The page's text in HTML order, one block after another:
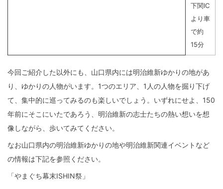
下関IC
より車
で約
15分
今回ご紹介した以外にも、山口県内には明治維新ゆかりの地があ
り、ゆかりの人物がいます。1つのエリア、1人の人物を掘り下げ
て、集中的に巡ってみるのも楽しいでしょう。いずれにせよ、150
年前にそこにいたであろう、明治維新の志士たちの熱い想いを想
像しながら、歩いてみてください。
なお山口県内の明治維新ゆかりの地や明治維新関連イベントなど
の情報は下記を参照ください。
「やまぐち幕末ISHIN祭」